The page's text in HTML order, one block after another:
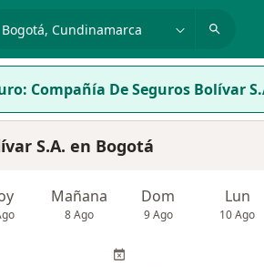
p. ej. Bogotá
Compañía De Seguros Bolívar
S.A. en Bogotá
Mañana
8 Ago
Dom
9 Ago
Lun
10 Ago